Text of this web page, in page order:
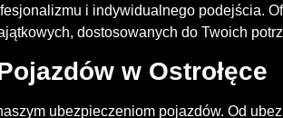
i indywidualnego podejścia.
dostosowanych do Twoich
w Ostrołęce
ubezpieczeniom pojazdów. Od